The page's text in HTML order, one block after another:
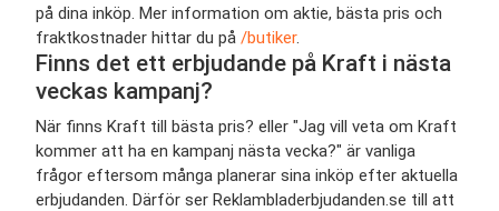
på dina inköp. Mer information om aktie, bästa pris och
fraktkostnader hittar du på /butiker.
Finns det ett erbjudande på Kraft i nästa
veckas kampanj?
När finns Kraft till bästa pris? eller "Jag vill veta om Kraft
kommer att ha en kampanj nästa vecka?" är vanliga
frågor eftersom många planerar sina inköp efter aktuella
erbjudanden. Därför ser Reklambladerbjudanden.se till att